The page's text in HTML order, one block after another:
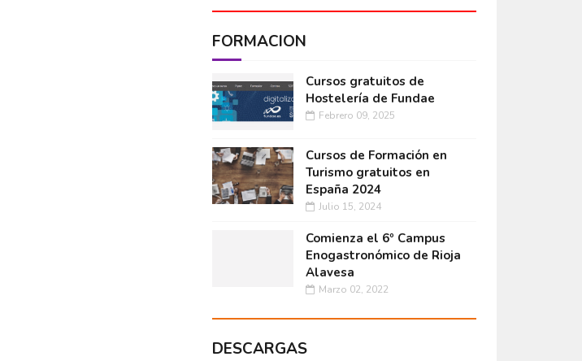
FORMACIÓN
Cursos gratuitos de
Hostelería de Fundae
Febrero 09, 2025
Cursos de Formación en
Turismo gratuitos en
España 2024
Julio 15, 2024
Comienza el 6º Campus
Enogastronómico de Rioja
Alavesa
Marzo 02, 2022
DESCARGAS